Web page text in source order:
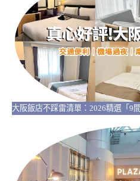
大阪飯店不踩雷清單：2026精選「9